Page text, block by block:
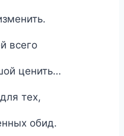
всего
ценить…
тех,
обид.